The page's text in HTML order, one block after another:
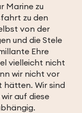
Marine zu
zu den
von der
und die Stele
Ehre
vielleicht nicht
wir nicht vor
hätten. Wir sind
auf diese